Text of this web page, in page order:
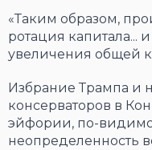
«Таким образом,
ротация капитала...
увеличения общей
Избрание Трампа и
консерваторов в
эйфории, по-
неопределенность